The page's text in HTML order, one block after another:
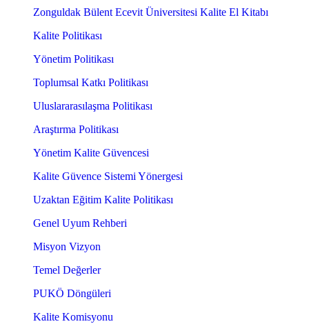
Zonguldak Bülent Ecevit Üniversitesi Kalite El Kitabı
Kalite Politikası
Yönetim Politikası
Toplumsal Katkı Politikası
Uluslararasılaşma Politikası
Araştırma Politikası
Yönetim Kalite Güvencesi
Kalite Güvence Sistemi Yönergesi
Uzaktan Eğitim Kalite Politikası
Genel Uyum Rehberi
Misyon Vizyon
Temel Değerler
PUKÖ Döngüleri
Kalite Komisyonu